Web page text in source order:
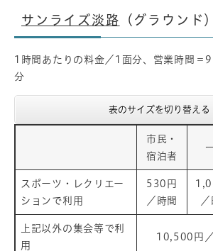
サンライズ淡路 （グラウンド）
1時間あたりの料金／1面分、営業時間＝
分
表のサイズを切り替える
市民・
宿泊者
スポーツ・レクリエー
ションで利用
530円
／時間
上記以外の集会等で利
用
10,500円／